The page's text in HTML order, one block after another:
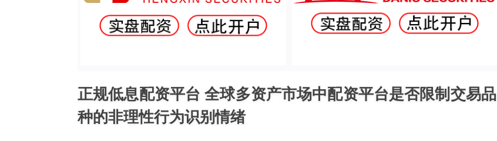
正规低息配资平台 全球多资产市场中配资平台是否限制交易品
种的非理性行为识别情绪